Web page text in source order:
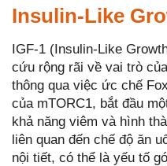
Insulin-Like
IGF-1 (Insulin-Like
cứu rộng rãi về vai trò
thông qua việc ức chế
của mTORC1, bắt đầu
khả năng viêm và hình
liên quan đến chế độ ăn
nội tiết, có thể là yếu tố